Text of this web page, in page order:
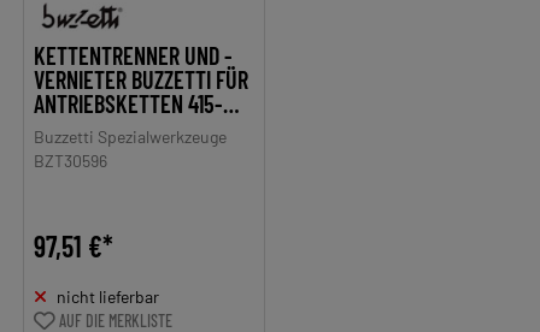
KETTENTRENNER UND -
VERNIETER BUZZETTI FÜR
ANTRIEBSKETTEN 415-
532
Buzzetti Spezialwerkzeuge
BZT30596
97,51 €*
nicht lieferbar
AUF DIE MERKLISTE